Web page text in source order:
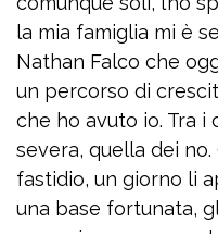
la mia famiglia mi è
Nathan Falco che
un percorso di
che ho avuto io. Tra i
severa, quella dei
fastidio, un giorno li
una base fortunata,